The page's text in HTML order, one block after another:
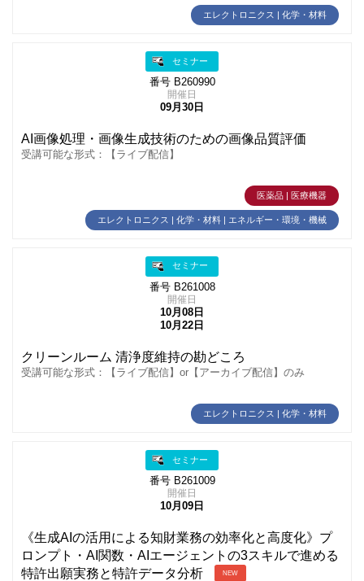
エレクトロニクス | 化学・材料
セミナー
番号 B260990
開催日
09月30日
AI画像処理・画像生成技術のための画像品質評価
受講可能な形式：【ライブ配信】
医薬品 | 医療機器
エレクトロニクス | 化学・材料 | エネルギー・環境・機械
セミナー
番号 B261008
開催日
10月08日
10月22日
クリーンルーム 清浄度維持の勘どころ
受講可能な形式：【ライブ配信】or【アーカイブ配信】のみ
エレクトロニクス | 化学・材料
セミナー
番号 B261009
開催日
10月09日
《生成AIの活用による知財業務の効率化と高度化》プ
ロンプト・AI関数・AIエージェントの3スキルで進める
特許出願実務と特許データ分析
NEW